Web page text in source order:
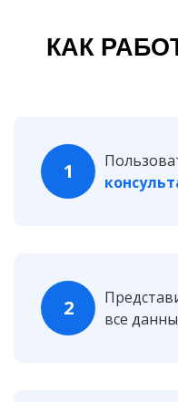
КАК
1
2
все